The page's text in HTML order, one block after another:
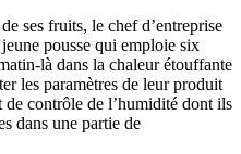
ses fruits, le chef d’entreprise
pousse qui emploie six
là dans la chaleur étouffante
les paramètres de leur produit
contrôle de l’humidité dont ils
dans une partie de